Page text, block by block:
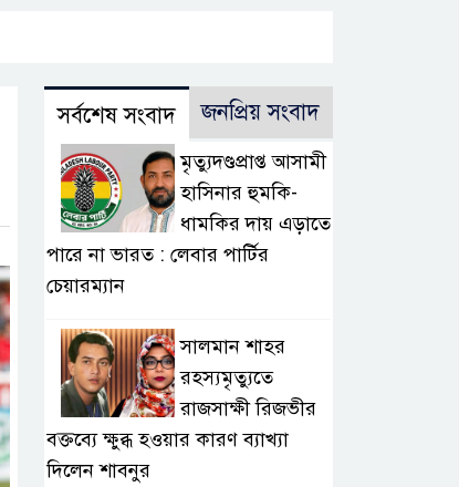
সর্বশেষ সংবাদ জনপ্রিয় সংবাদ
মৃত্যুদণ্ডপ্রাপ্ত আসামী
হাসিনার হুমকি-
ধামকির দায় এড়াতে
পারে না ভারত : লেবার পার্টির
চেয়ারম্যান
সালমান শাহর
রহস্যমৃত্যুতে
রাজসাক্ষী রিজভীর
বক্তব্যে ক্ষুব্ধ হওয়ার কারণ ব্যাখ্যা
দিলেন শাবনুর